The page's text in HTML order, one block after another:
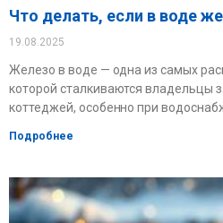
Что делать, если в воде
19.08.2025
Железо в воде — одна из самых
которой сталкиваются владельцы
коттеджей, особенно при
Подробнее